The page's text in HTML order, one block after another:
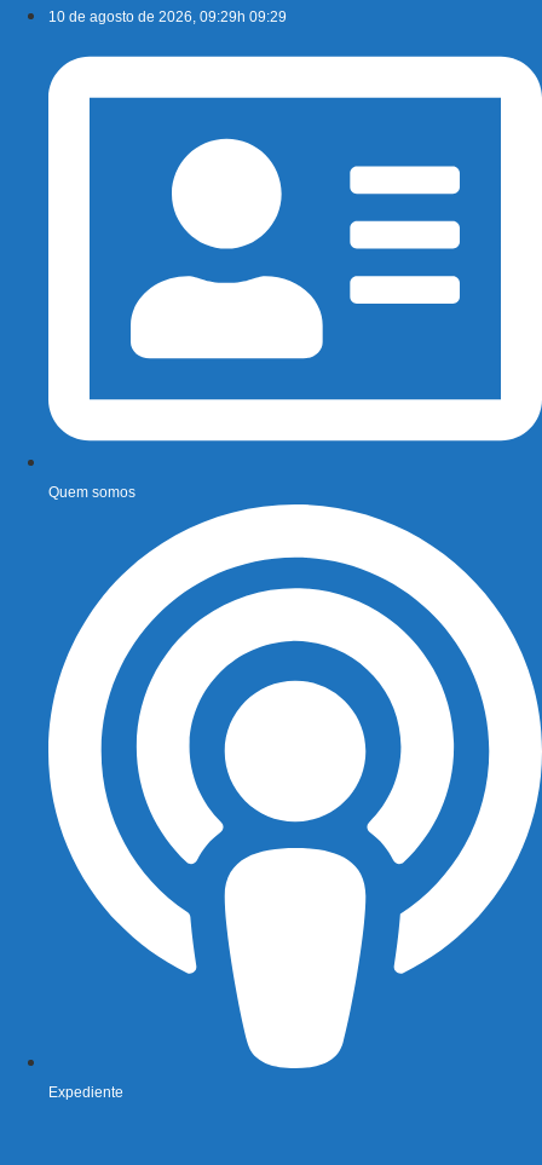
conteúdo
10 de agosto de 2026, 09:29h 09:29
Quem somos
Expediente